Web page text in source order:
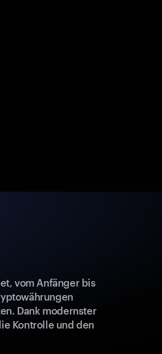
vom Anfänger bis
Dank modernster
Kontrolle und den